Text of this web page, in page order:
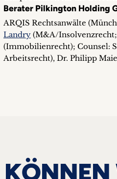
Berater Pilkington Holding
ARQIS Rechtsanwälte
Landry (M&A/
(Immobilienrecht); Counsel:
Arbeitsrecht), Dr. Philipp